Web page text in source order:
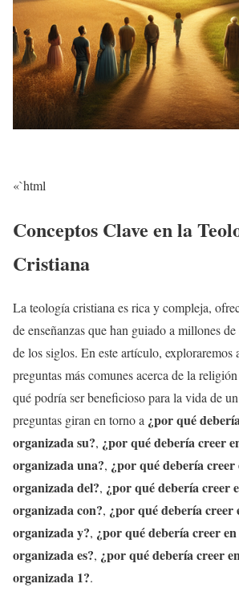
«`html
Conceptos Clave en la
Cristiana
La teología cristiana es rica y compleja,
de enseñanzas que han guiado a millones
de los siglos. En este artículo, exploraremos
preguntas más comunes acerca de la
qué podría ser beneficioso para la vida de
preguntas giran en torno a ¿por qué
organizada su?, ¿por qué debería creer
organizada una?, ¿por qué debería
organizada del?, ¿por qué debería creer
organizada con?, ¿por qué debería creer
organizada y?, ¿por qué debería creer
organizada es?, ¿por qué debería creer
organizada 1?.